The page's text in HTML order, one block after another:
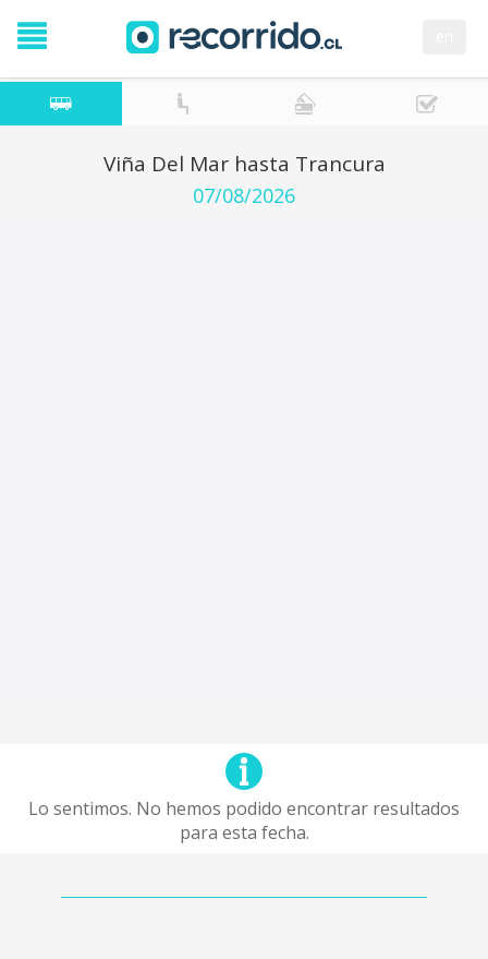
Viña Del Mar hasta Trancura
07/08/2026
Lo sentimos. No hemos podido encontrar resultados
para esta fecha.